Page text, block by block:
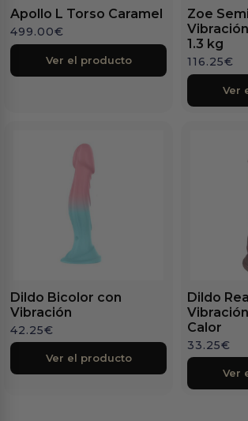
Apollo L Torso Caramel
499.00€
Ver el producto
Zoe
1.3 kg
116.25€
Ver
Dildo Bicolor con
Vibración
42.25€
Ver el producto
Dildo
Calor
33.25€
Ver